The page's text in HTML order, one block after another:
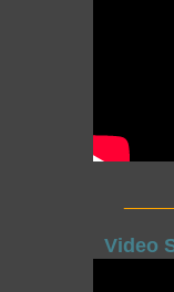
Video